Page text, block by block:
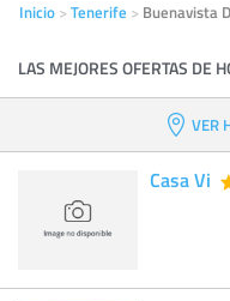
Inicio Tenerife Buenavista
LAS MEJORES OFERTAS DE
VER
Casa Vi